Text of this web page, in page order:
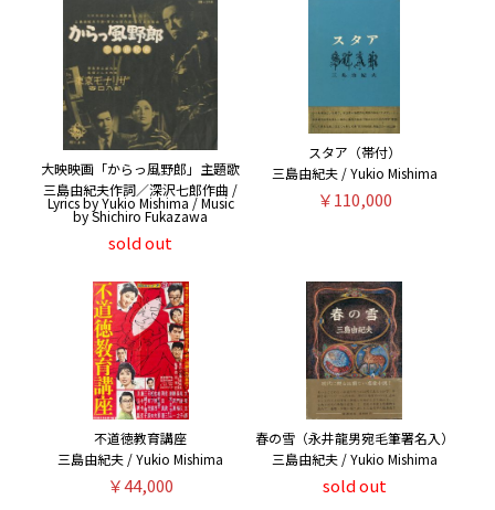
大映映画「からっ風野郎」主題歌
三島由紀夫作詞／深沢七郎作曲 /
Lyrics by Yukio Mishima / Music
by Shichiro Fukazawa
sold out
スタア（帯付）
三島由紀夫 / Yukio Mishima
￥110,000
不道徳教育講座
三島由紀夫 / Yukio Mishima
￥44,000
春の雪（永井龍男宛毛筆署名入）
三島由紀夫 / Yukio Mishima
sold out